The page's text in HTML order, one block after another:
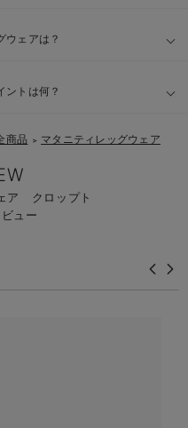
ウェアは？
ントは何？
商品 ＞ マタニティレッグウェア
ア クロップト
ュー